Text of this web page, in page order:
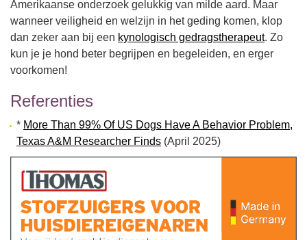
Amerikaanse onderzoek gelukkig van milde aard. Maar
wanneer veiligheid en welzijn in het geding komen, klop
dan zeker aan bij een kynologisch gedragstherapeut. Zo
kun je je hond beter begrijpen en begeleiden, en erger
voorkomen!
Referenties
* More Than 99% Of US Dogs Have A Behavior Problem,
Texas A&M Researcher Finds (April 2025)